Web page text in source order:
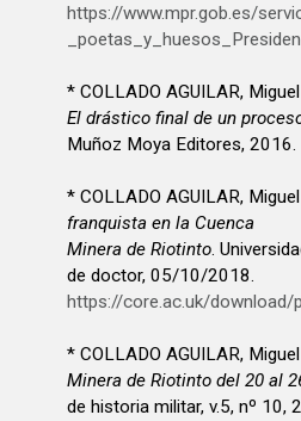
https://www.mpr.gob.es/
* COLLADO AGUILAR,
El drástico final de un
Muñoz Moya Editores, 2016.
* COLLADO AGUILAR,
franquista en la Cuenca
Minera de Riotinto.
de doctor, 05/10/2018.
https://core.ac.uk/
* COLLADO AGUILAR,
Minera de Riotinto del 20 al
de historia militar, v.5, nº 10,